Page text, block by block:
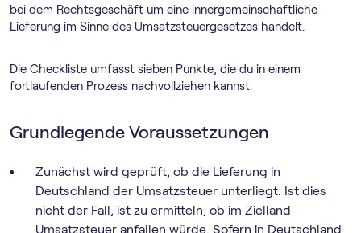
bei dem Rechtsgeschäft um eine innergemeinschaftliche
Lieferung im Sinne des Umsatzsteuergesetzes handelt.
Die Checkliste umfasst sieben Punkte, die du in einem
fortlaufenden Prozess nachvollziehen kannst.
Grundlegende Voraussetzungen
Zunächst wird geprüft, ob die Lieferung in
Deutschland der Umsatzsteuer unterliegt. Ist dies
nicht der Fall, ist zu ermitteln, ob im Zielland
Umsatzsteuer anfallen würde. Sofern in Deutschland